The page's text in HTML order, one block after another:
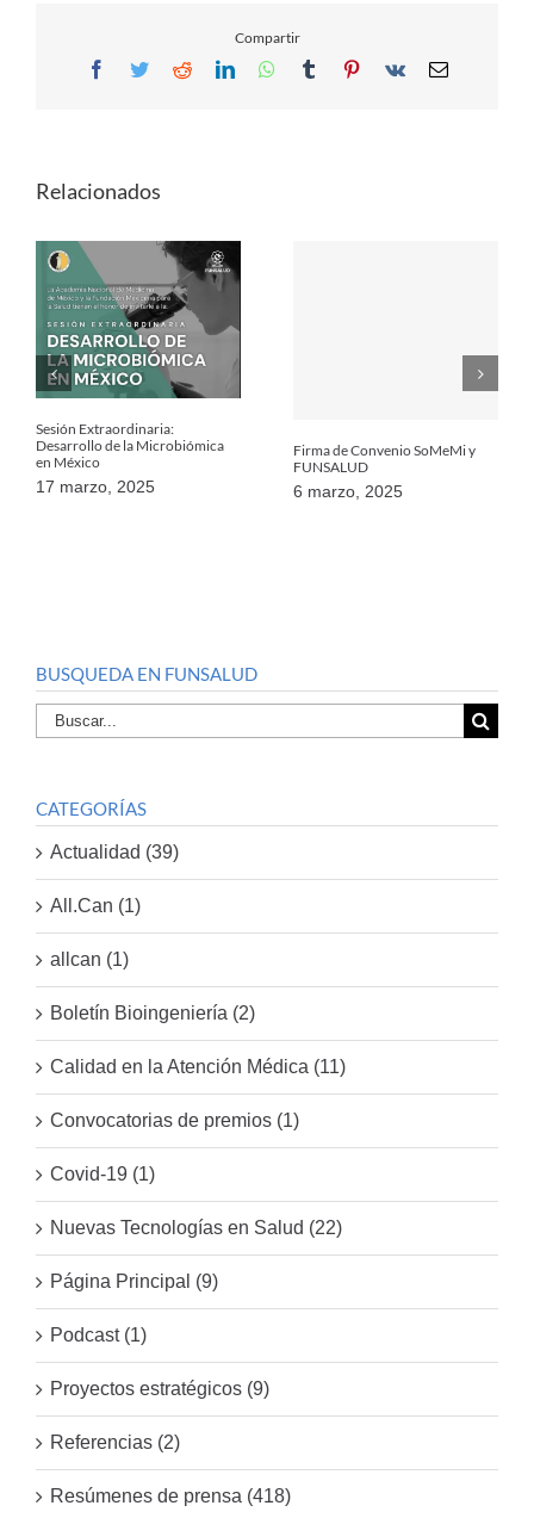
Compartir
Facebook
TwitterRedditLinkedInWhatsApp
TumblrPinterest
Vk Email
Relacionados
Sesión Extraordinaria:
Desarrollo de la Microbiómica
en México
17 marzo, 2025
Firma de Convenio SoMeMi y
FUNSALUD
6 marzo, 2025
BUSQUEDA EN FUNSALUD
Buscar
por:
CATEGORÍAS
Actualidad (39)
All.Can (1)
allcan (1)
Boletín Bioingeniería (2)
Calidad en la Atención Médica (11)
Convocatorias de premios (1)
Covid-19 (1)
Nuevas Tecnologías en Salud (22)
Página Principal (9)
Podcast (1)
Proyectos estratégicos (9)
Referencias (2)
Resúmenes de prensa (418)